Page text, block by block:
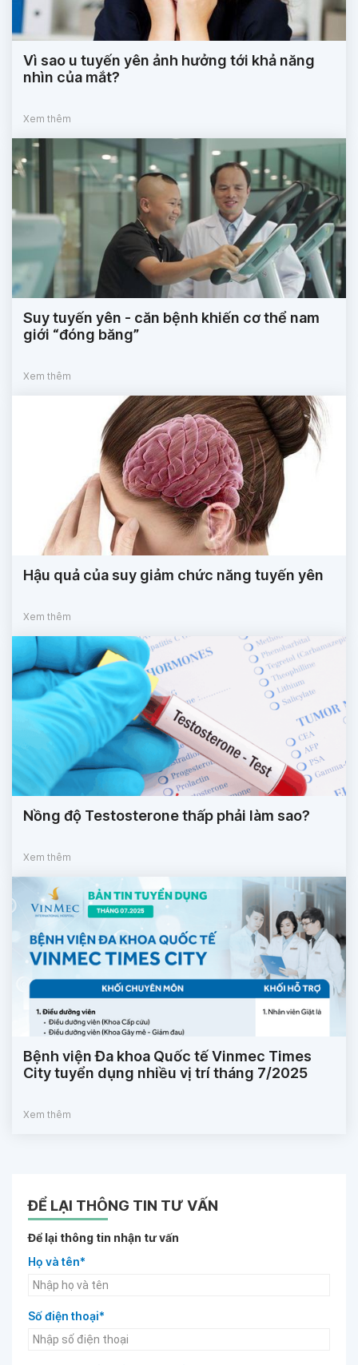
Vì sao u tuyến yên ảnh hưởng tới khả năng
nhìn của mắt?
Xem thêm
Suy tuyến yên - căn bệnh khiến cơ thể nam
giới “đóng băng”
Xem thêm
Hậu quả của suy giảm chức năng tuyến yên
Xem thêm
Nồng độ Testosterone thấp phải làm sao?
Xem thêm
Bệnh viện Đa khoa Quốc tế Vinmec Times
City tuyển dụng nhiều vị trí tháng 7/2025
Xem thêm
ĐỂ LẠI THÔNG TIN TƯ VẤN
Để lại thông tin nhận tư vấn
Họ và tên*
Số điện thoại*